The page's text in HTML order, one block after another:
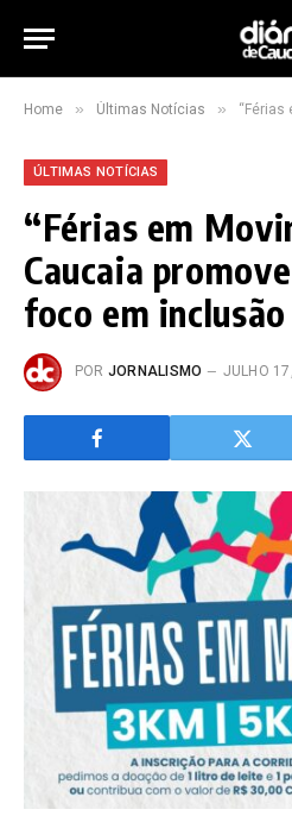
Home » Últimas Notícias » “Férias em
ÚLTIMAS NOTÍCIAS
“Férias em
Caucaia
foco em
POR JORNALISMO JULHO